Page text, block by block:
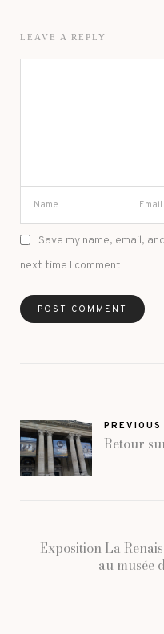
LEAVE A REPLY
Save my name, email,
next time I comment.
PREVIOUS
Retour
Exposition La
au musée